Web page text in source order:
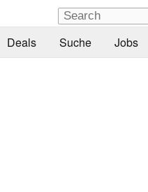
Deals Suche Jobs